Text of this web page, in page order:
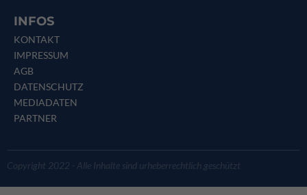
INFOS
KONTAKT
IMPRESSUM
AGB
DATENSCHUTZ
MEDIADATEN
PARTNER
Copyright 2022 - Alle Inhalte sind urheberrechtlich geschützt